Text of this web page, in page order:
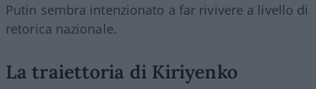
Putin sembra intenzionato a far rivivere a livello di
retorica nazionale.
La traiettoria di Kiriyenko